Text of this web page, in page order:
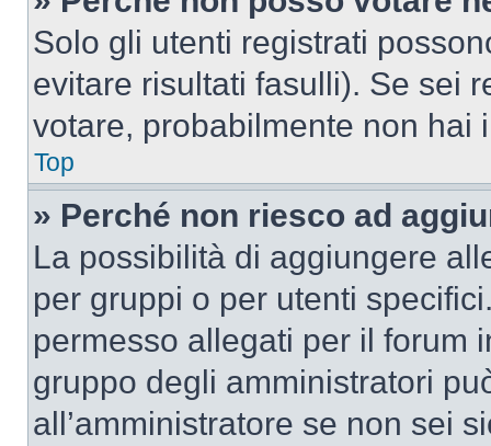
Solo gli utenti registrati
evitare risultati fasulli). Se sei
votare, probabilmente non hai
Top
» Perché non riesco ad
La possibilità di aggiungere
per gruppi o per utenti
permesso allegati per il forum
gruppo degli amministratori
all’amministratore se non sei